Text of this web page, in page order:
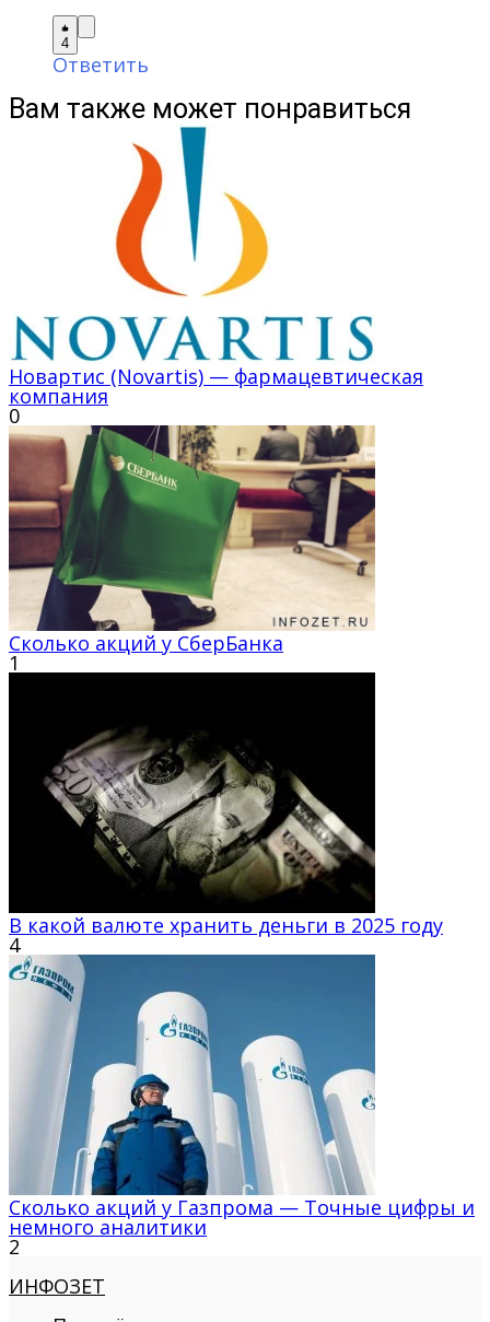
4
Ответить
Вам также может понравиться
Новартис (Novartis) — фармацевтическая
компания
0
Сколько акций у СберБанка
1
В какой валюте хранить деньги в 2025 году
4
Сколько акций у Газпрома — Точные цифры и
немного аналитики
2
ИНФОЗЕТ